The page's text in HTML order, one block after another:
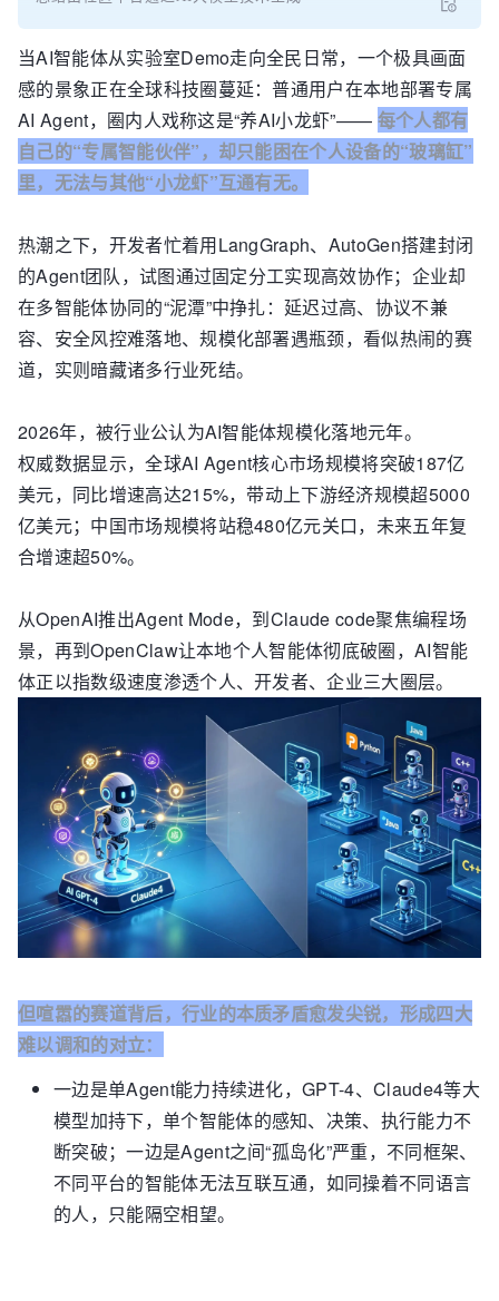
当AI智能体从实验室Demo走向全民日常，一个极具画面
感的景象正在全球科技圈蔓延：普通用户在本地部署专属
AI Agent，圈内人戏称这是“养AI小龙虾”—— 每个人都有
自己的“专属智能伙伴”，却只能困在个人设备的“玻璃缸”
里，无法与其他“小龙虾”互通有无。
热潮之下，开发者忙着用LangGraph、AutoGen搭建封闭
的Agent团队，试图通过固定分工实现高效协作；企业却
在多智能体协同的“泥潭”中挣扎：延迟过高、协议不兼
容、安全风控难落地、规模化部署遇瓶颈，看似热闹的赛
道，实则暗藏诸多行业死结。
2026年，被行业公认为AI智能体规模化落地元年。
权威数据显示，全球AI Agent核心市场规模将突破187亿
美元，同比增速高达215%，带动上下游经济规模超5000
亿美元；中国市场规模将站稳480亿元关口，未来五年复
合增速超50%。
从OpenAI推出Agent Mode，到Claude code聚焦编程场
景，再到OpenClaw让本地个人智能体彻底破圈，AI智能
体正以指数级速度渗透个人、开发者、企业三大圈层。
但喧嚣的赛道背后，行业的本质矛盾愈发尖锐，形成四大
难以调和的对立：
一边是单Agent能力持续进化，GPT-4、Claude4等大
模型加持下，单个智能体的感知、决策、执行能力不
断突破；一边是Agent之间“孤岛化”严重，不同框架、
不同平台的智能体无法互联互通，如同操着不同语言
的人，只能隔空相望。